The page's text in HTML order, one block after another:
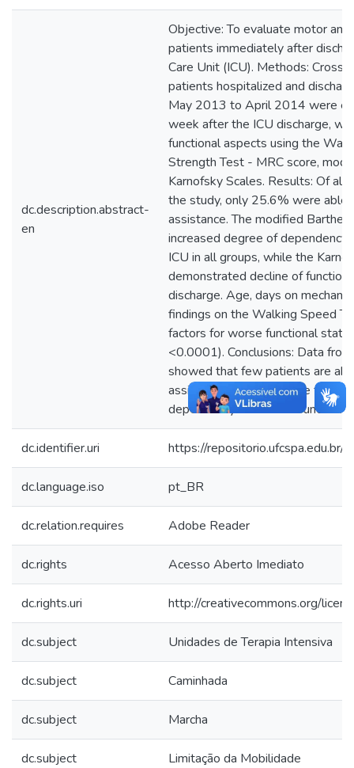
dc.description.abstract-
en
Objective: To evaluate motor
patients immediately after
Care Unit (ICU). Methods:
patients hospitalized and
May 2013 to April 2014 were
week after the ICU discharge,
functional aspects using the
Strength Test - MRC score,
Karnofsky Scales. Results: Of all
the study, only 25.6% were
assistance. The modified Barthel
increased degree of dependency
ICU in all groups, while the
demonstrated decline of
discharge. Age, days on
findings on the Walking Speed
factors for worse functional
<0.0001). Conclusions: Data
showed that few patients are
assistance after discharge from
dependency and worse functional
dc.identifier.uri https://
dc.language.iso pt_BR
dc.relation.requires Adobe Reader
dc.rights Acesso Aberto Imediato
dc.rights.uri http://creativecommons.org/
dc.subject Unidades de Terapia Intensiva
dc.subject Caminhada
dc.subject Marcha
dc.subject Limitação da Mobilidade